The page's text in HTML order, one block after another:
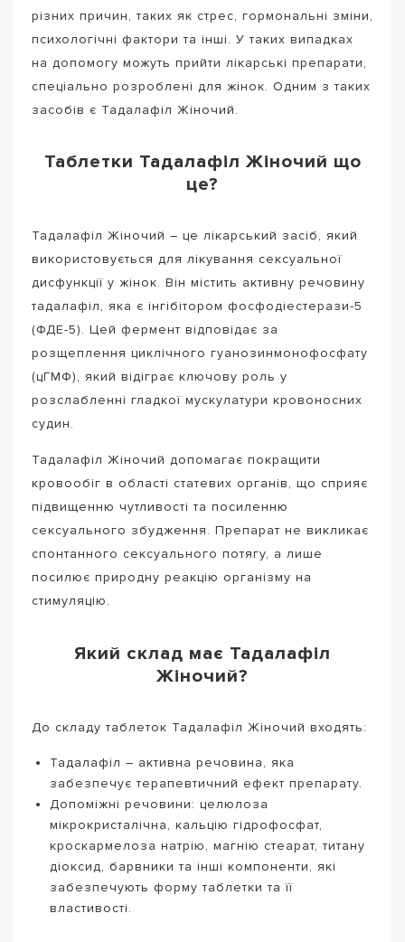
різних причин, таких як стрес, гормональні зміни,
психологічні фактори та інші. У таких випадках
на допомогу можуть прийти лікарські препарати,
спеціально розроблені для жінок. Одним з таких
засобів є Тадалафіл Жіночий.
Таблетки Тадалафіл Жіночий що
це?
Тадалафіл Жіночий – це лікарський засіб, який
використовується для лікування сексуальної
дисфункції у жінок. Він містить активну речовину
тадалафіл, яка є інгібітором фосфодіестерази-5
(ФДЕ-5). Цей фермент відповідає за
розщеплення циклічного гуанозинмонофосфату
(цГМФ), який відіграє ключову роль у
розслабленні гладкої мускулатури кровоносних
судин.
Тадалафіл Жіночий допомагає покращити
кровообіг в області статевих органів, що сприяє
підвищенню чутливості та посиленню
сексуального збудження. Препарат не викликає
спонтанного сексуального потягу, а лише
посилює природну реакцію організму на
стимуляцію.
Який склад має Тадалафіл
Жіночий?
До складу таблеток Тадалафіл Жіночий входять:
Тадалафіл – активна речовина, яка
забезпечує терапевтичний ефект препарату.
Допоміжні речовини: целюлоза
мікрокристалічна, кальцію гідрофосфат,
кроскармелоза натрію, магнію стеарат, титану
діоксид, барвники та інші компоненти, які
забезпечують форму таблетки та її
властивості.